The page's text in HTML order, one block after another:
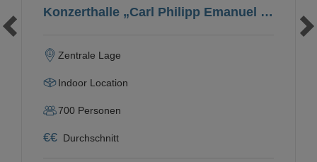
Konzerthalle „Carl Philipp Emanuel Bach“
Zentrale Lage
Indoor Location
700 Personen
€€ Durchschnitt